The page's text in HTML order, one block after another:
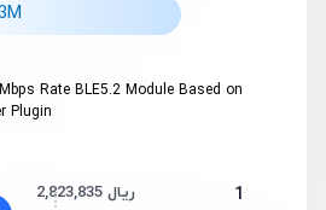
Rate BLE5.2 Module Based on
Plugin
1 2,823,835 ریال